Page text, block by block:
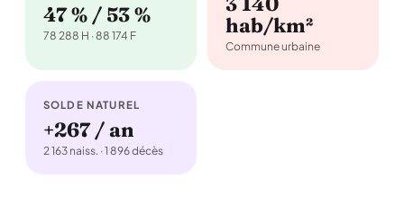
47 % / 53 %
78 288 H · 88 174 F
hab/km²
Commune urbaine
SOLDE NATUREL
+267 / an
2 163 naiss. · 1 896 décès